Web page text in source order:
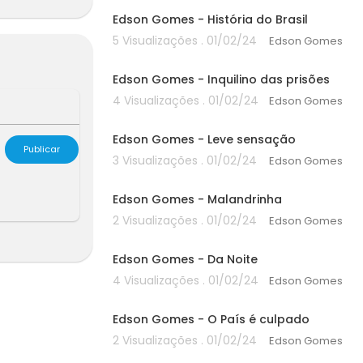
Edson Gomes - História do Brasil
5 Visualizações . 01/02/24
Edson Gomes
Edson Gomes - Inquilino das prisões
4 Visualizações . 01/02/24
Edson Gomes
Edson Gomes - Leve sensação
3 Visualizações . 01/02/24
Edson Gomes
Edson Gomes - Malandrinha
2 Visualizações . 01/02/24
Edson Gomes
Edson Gomes - Da Noite
4 Visualizações . 01/02/24
Edson Gomes
Edson Gomes - O País é culpado
2 Visualizações . 01/02/24
Edson Gomes
de ritmo
composiç
energia úni
desse gra
Publicar